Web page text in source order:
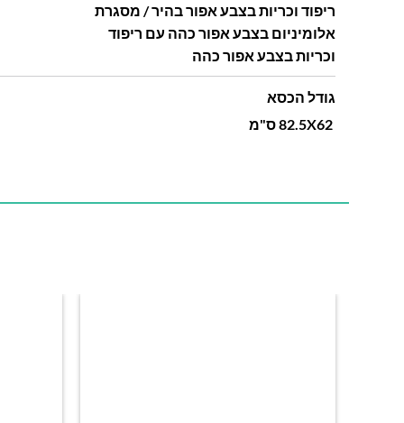
ריפוד וכריות בצבע אפור בהיר / מסגרת
אלומיניום בצבע אפור כהה עם ריפוד
וכריות בצבע אפור כהה
גודל הכסא